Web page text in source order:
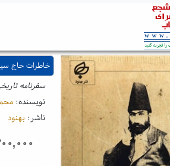
خاطرات حاج
سفرنامه
نویسنده:
ناشر: بهنود